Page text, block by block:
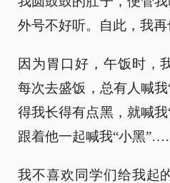
外号不好听。自此，我再
因为胃口好，午饭时，
每次去盛饭，总有人喊
得我长得有点黑，就喊
跟着他一起喊我“小黑
我不喜欢同学们给我起